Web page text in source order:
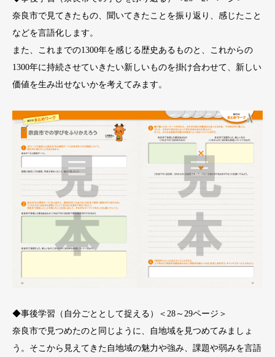
奈良市で見てきたもの、聞いてきたことを振り返り、感じたこと
などを言語化します。
また、これまでの1300年を感じる歴史あるものと、これからの
1300年に持続させていきたい新しいものを掛け合わせて、新しい
価値を生み出せないかを考えてみます。
◆事後学習（自分ごととして捉える）＜28～29ページ＞
奈良市で見つめたのと同じように、自地域を見つめてみましょ
う。そこから見えてきた自地域の魅力や強み、課題や弱みを言語